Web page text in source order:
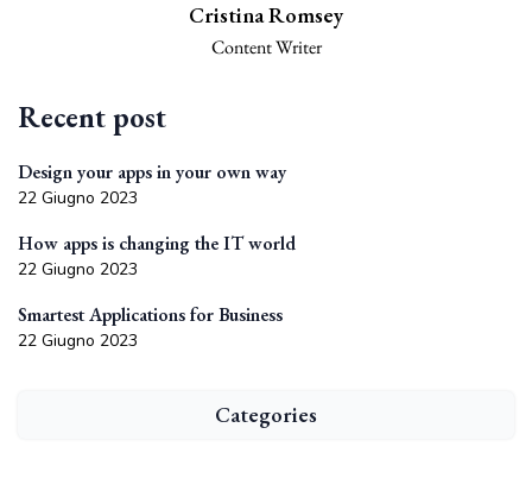
Cristina Romsey
Content Writer
Recent post
Design your apps in your own way
22 Giugno 2023
How apps is changing the IT world
22 Giugno 2023
Smartest Applications for Business
22 Giugno 2023
Categories